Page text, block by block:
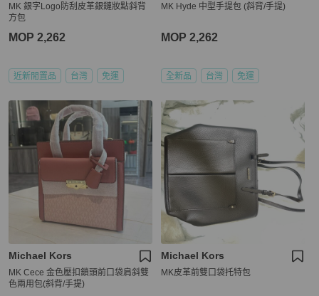
MK 銀字Logo防刮皮革銀鏈妝點斜背
方包
MOP 2,262
近新閒置品 台灣 免運
MK Hyde 中型手提包 (斜背/手提)
MOP 2,262
全新品 台灣 免運
Michael Kors
MK Cece 金色壓扣鎖頭前口袋肩斜雙
色兩用包(斜背/手提)
Michael Kors
MK皮革前雙口袋托特包